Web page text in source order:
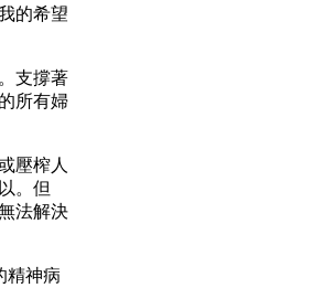
的希望
支撐著
所有婦
壓榨人
。但
法解決
精神病